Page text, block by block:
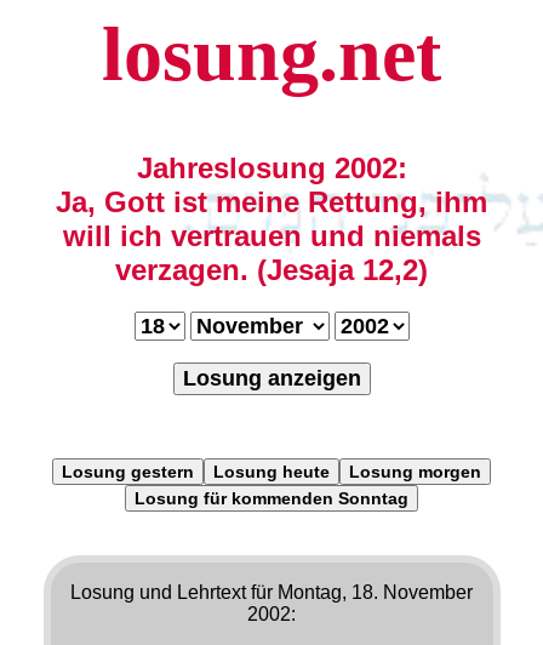
losung.net
Jahreslosung 2002:
Ja, Gott ist meine Rettung, ihm
will ich vertrauen und niemals
verzagen. (Jesaja 12,2)
Losung anzeigen
Losung gestern Losung heute
Losung morgen
Losung für kommenden Sonntag
Losung und Lehrtext für Montag, 18. November
2002: